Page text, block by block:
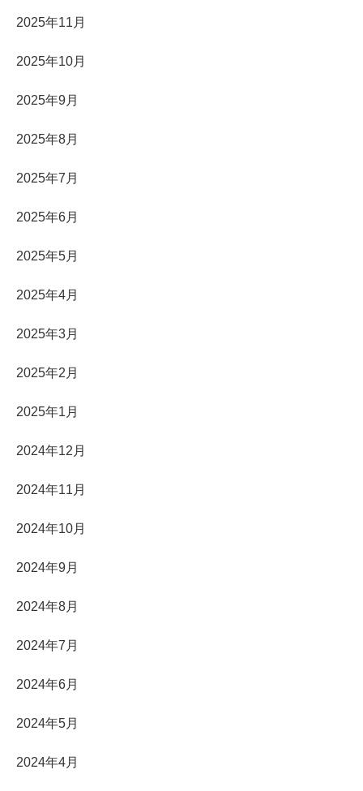
2025年11月
2025年10月
2025年9月
2025年8月
2025年7月
2025年6月
2025年5月
2025年4月
2025年3月
2025年2月
2025年1月
2024年12月
2024年11月
2024年10月
2024年9月
2024年8月
2024年7月
2024年6月
2024年5月
2024年4月